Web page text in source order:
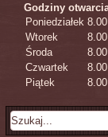
Godziny
Poniedziałek
Wtorek
Środa
Czwartek
Piątek